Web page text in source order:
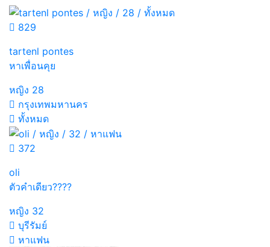
829
tartenl pontes
หาเพื่อนคุย
หญิง 28
กรุงเทพมหานคร
ทั้งหมด
372
oli
ตัวคำเดียว????
หญิง 32
บุรีรัมย์
หาแฟน